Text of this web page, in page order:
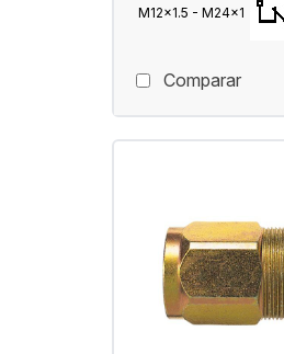
M12x1.5 - M24x1
Comparar